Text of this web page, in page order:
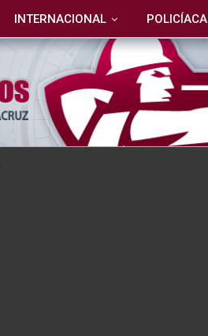
INTERNACIONAL POLICÍACA